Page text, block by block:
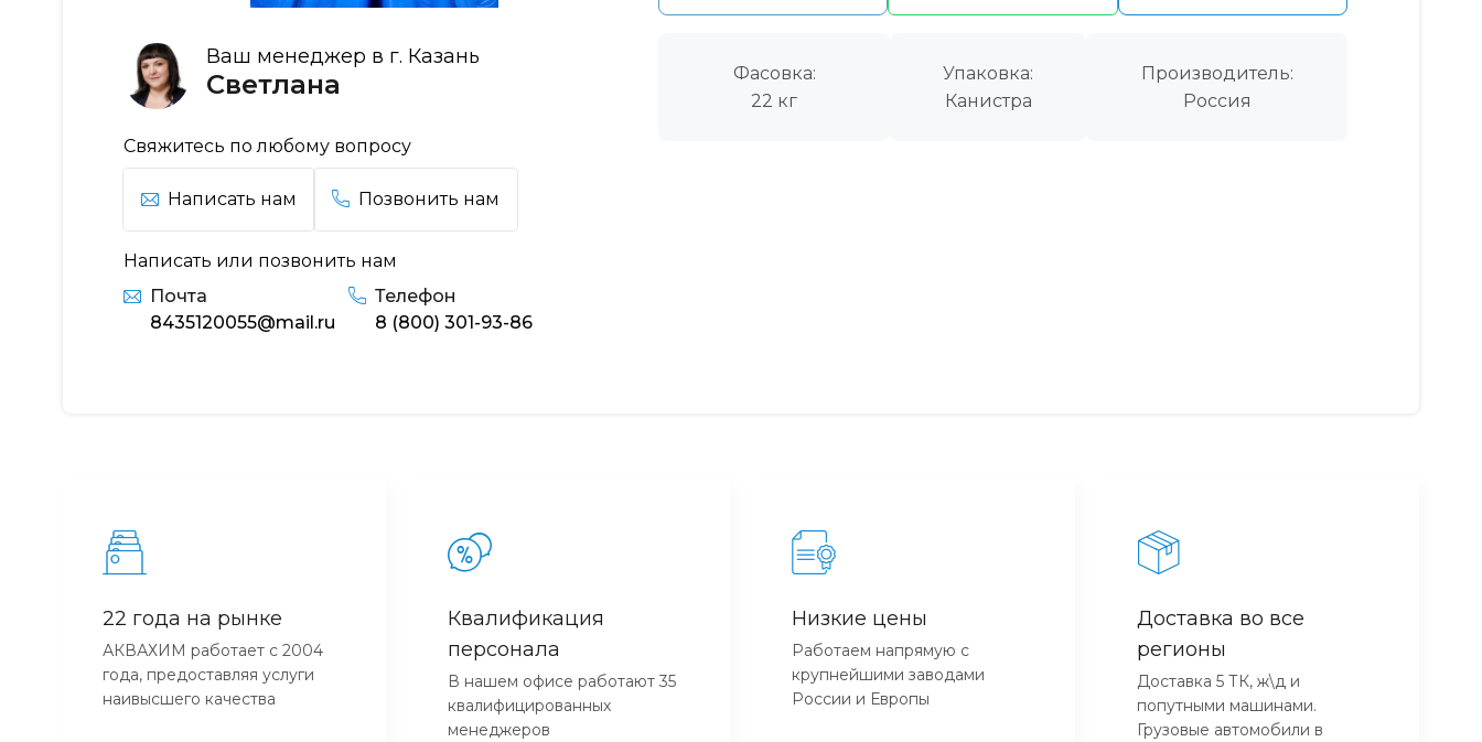
Ваш менеджер в г. Казань
Светлана
Свяжитесь по любому вопросу
Написать нам Позвонить нам
Написать или позвонить нам
Почта
8435120055@mail.ru
Телефон
8 (800) 301-93-86
Фасовка:
22 кг
Упаковка:
Канистра
Производитель:
Россия
22 года на рынке
АКВАХИМ работает с 2004
года, предоставляя услуги
наивысшего качества
Квалификация
персонала
В нашем офисе работают 35
квалифицированных
менеджеров
Низкие цены
Работаем напрямую с
крупнейшими заводами
России и Европы
Доставка во все
регионы
Доставка 5 ТК, ж\д и
попутными машинами.
Грузовые автомобили в